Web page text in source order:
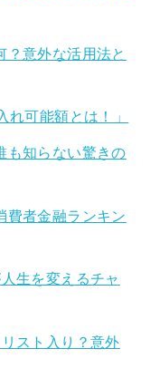
？意外な活用法と
れ可能額とは！」
も知らない驚きの
費者金融ランキン
生を変えるチャ
スト入り？意外